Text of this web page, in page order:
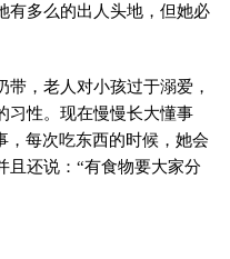
有多么的出人头地，但她必
，老人对小孩过于溺爱，
习性。现在慢慢长大懂事
，每次吃东西的时候，她会
且还说：“有食物要大家分